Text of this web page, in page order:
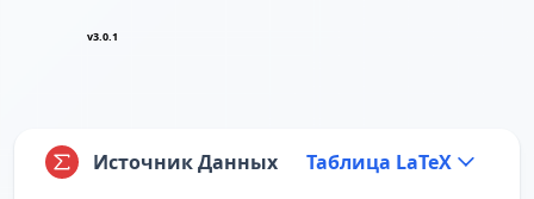
v3.0.1
Источник Данных Таблица LaTeX